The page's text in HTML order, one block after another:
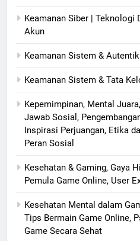
Keamanan Siber | Teknologi
Akun
Keamanan Sistem &
Keamanan Sistem & Tata
Kepemimpinan, Mental
Jawab Sosial,
Inspirasi Perjuangan, Etika
Peran Sosial
Kesehatan & Gaming, Gaya
Pemula Game Online, User
Kesehatan Mental dalam
Tips Bermain Game Online,
Game Secara Sehat